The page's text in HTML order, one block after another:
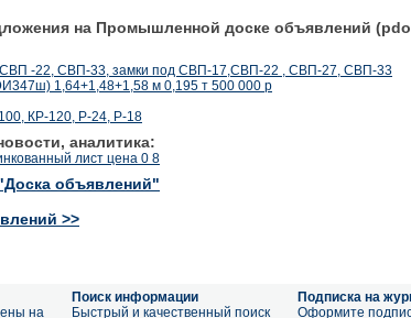
на Промышленной доске объявлений
СВП -22, СВП-33, замки под СВП-17,СВП-22 , СВП-27, СВП-33
1,64+1,48+1,58 м 0,195 т 500 000 р
КР-120, Р-24, Р-18
аналитика:
лист цена 0 8
объявлений"
>>
на
Поиск информации
Быстрый и качественный поиск
Подписка на
Оформите